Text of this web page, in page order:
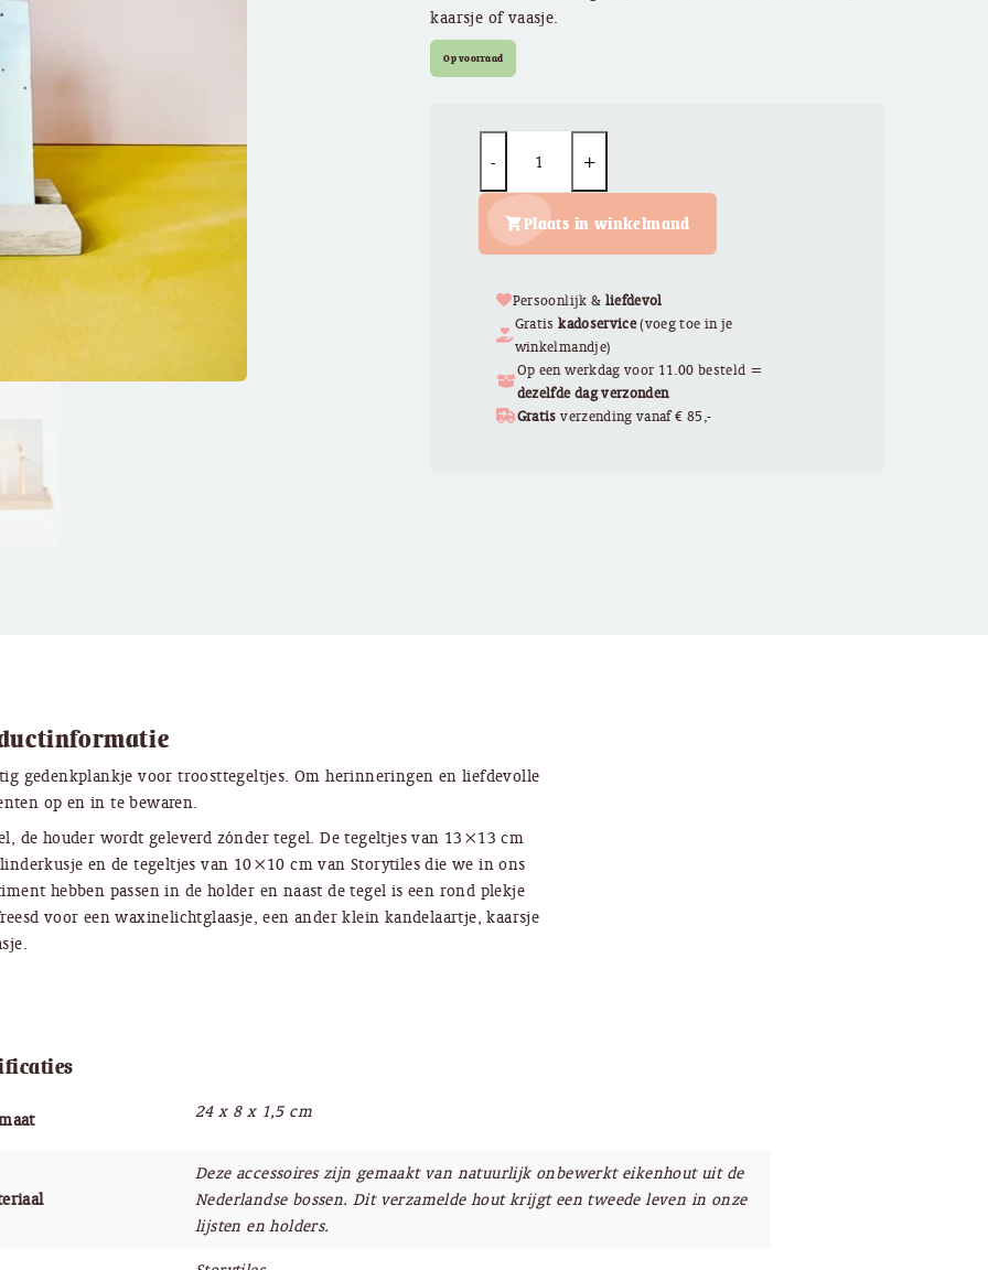
kaarsje of vaasje.
Op voorraad
Plaats in winkelmand
Persoonlijk & liefdevol
Gratiskadoservice(voeg toe in je
winkelmandje)
Op een werkdag voor 11.00 besteld =
dezelfde dag verzonden
Gratis verzending vanaf € 85,-
gedenkplankje voor troosttegeltjes. Om herinneringen en liefdevolle
op en in te bewaren.
de houder wordt geleverd zónder tegel. De tegeltjes van 13×13 cm
en de tegeltjes van 10×10 cm van Storytiles die we in ons
hebben passen in de holder en naast de tegel is een rond plekje
voor een waxinelichtglaasje, een ander klein kandelaartje, kaarsje
24 x 8 x 1,5 cm
Deze accessoires zijn gemaakt van natuurlijk onbewerkt eikenhout uit de
Nederlandse bossen. Dit verzamelde hout krijgt een tweede leven in onze
lijsten en holders.